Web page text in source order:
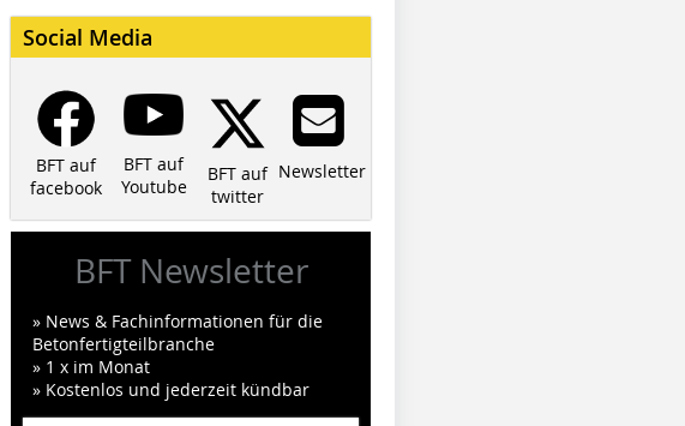
Social Media
BFT auf
facebook
BFT auf
Youtube
BFT auf
twitter
Newsletter
BFT Newsletter
» News & Fachinformationen für die
Betonfertigteilbranche
» 1 x im Monat
» Kostenlos und jederzeit kündbar